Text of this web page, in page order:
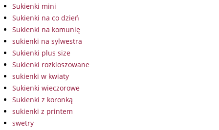
Sukienki mini
Sukienki na co dzień
Sukienki na komunię
sukienki na sylwestra
Sukienki plus size
Sukienki rozkloszowane
sukienki w kwiaty
Sukienki wieczorowe
Sukienki z koronką
sukienki z printem
swetry